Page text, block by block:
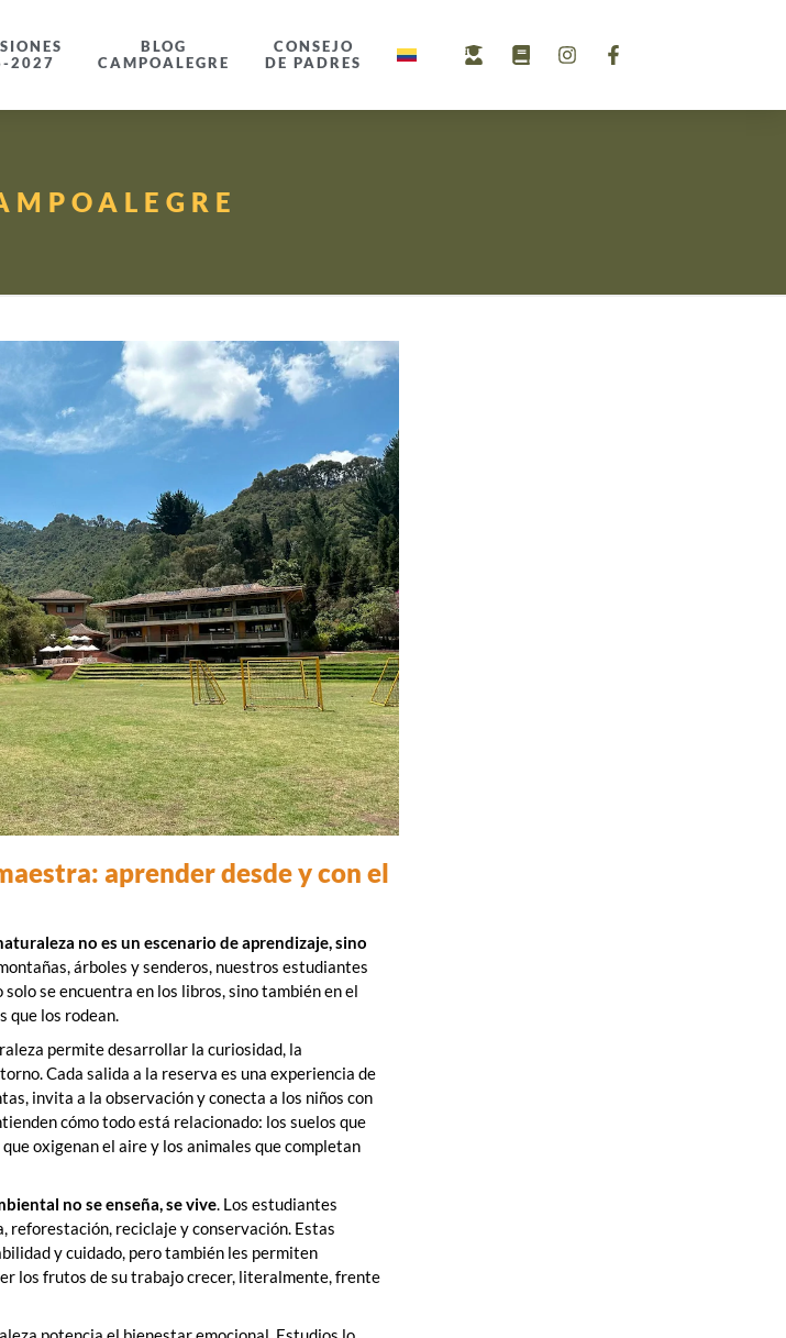
2027
BLOG
CAMPOALEGRE
CONSEJO
DE PADRES
aprender desde y con el
no es un escenario de aprendizaje, sino
árboles y senderos, nuestros estudiantes
se encuentra en los libros, sino también en el
que los rodean.
permite desarrollar la curiosidad, la
Cada salida a la reserva es una experiencia de
invita a la observación y conecta a los niños con
cómo todo está relacionado: los suelos que
oxigenan el aire y los animales que completan
no se enseña, se vive. Los estudiantes
reforestación, reciclaje y conservación. Estas
y cuidado, pero también les permiten
los frutos de su trabajo crecer, literalmente, frente